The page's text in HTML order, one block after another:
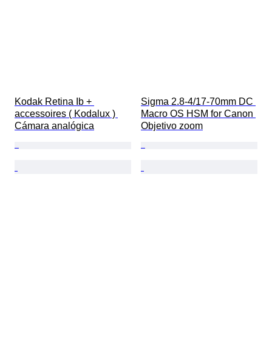
Kodak Retina Ib +
accessoires ( Kodalux )
Cámara analógica
Sigma 2.8-4/17-70mm DC
Macro OS HSM for Canon
Objetivo zoom